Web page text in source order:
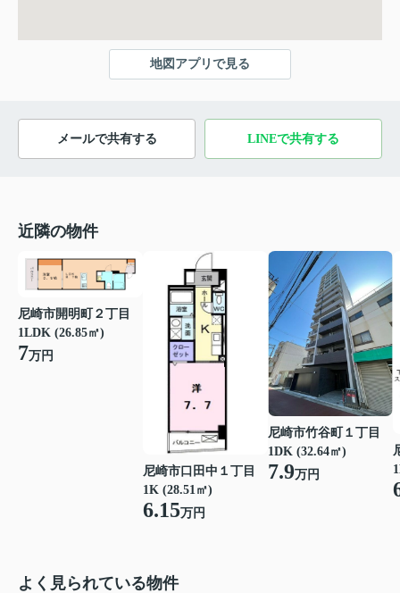
地図アプリで見る
メールで共有する LINEで共有する
近隣の物件
尼崎市開明町２丁目
1LDK (26.85㎡)
7万円
尼崎市口田中１丁目
1K (28.51㎡)
6.15万円
尼崎市竹谷町１丁目
1DK (32.64㎡)
7.9万円
よく見られている物件